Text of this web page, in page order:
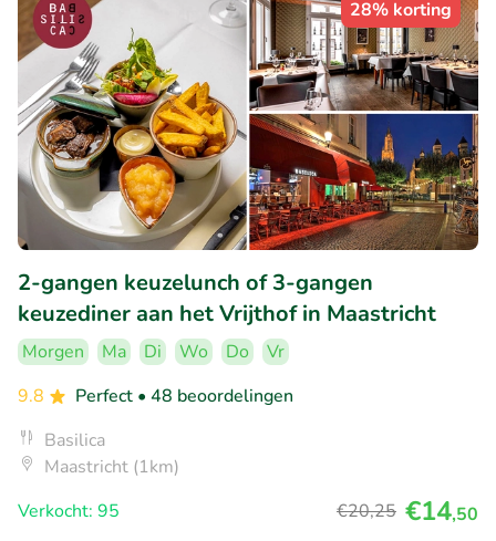
28% korting
2-gangen keuzelunch of 3-gangen
keuzediner aan het Vrijthof in Maastricht
Morgen Ma Di Wo Do
Vr
9.8
Perfect • 48 beoordelingen
Basilica
Maastricht (1km)
Verkocht: 95
€20,25 €14,50